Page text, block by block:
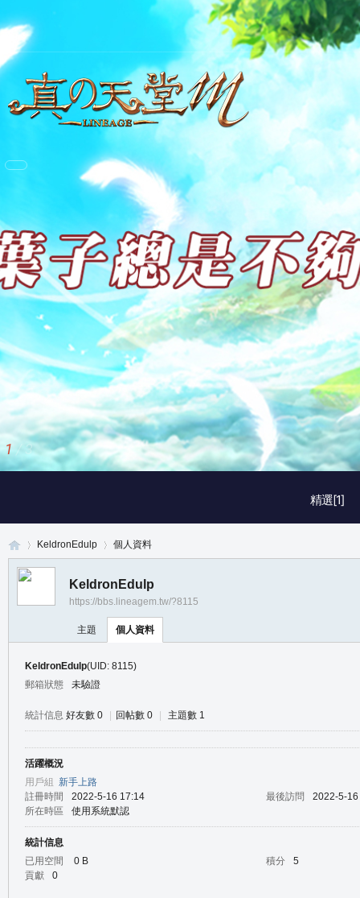
精選[1]
1 / 3
KeldronEdulp 個人資料
KeldronEdulp
https://bbs.lineagem.tw/?8115
主題 個人資料
KeldronEdulp(UID: 8115)
郵箱狀態
未驗證
統計信息 好友數 0 回帖數 0 主題數 1
活躍概況
用戶組 新手上路
註冊時間
2022-5-16 17:14 最後訪問
2022-5-
所在時區
使用系統默認
統計信息
已用空間
0 B 積分
5
貢獻
0